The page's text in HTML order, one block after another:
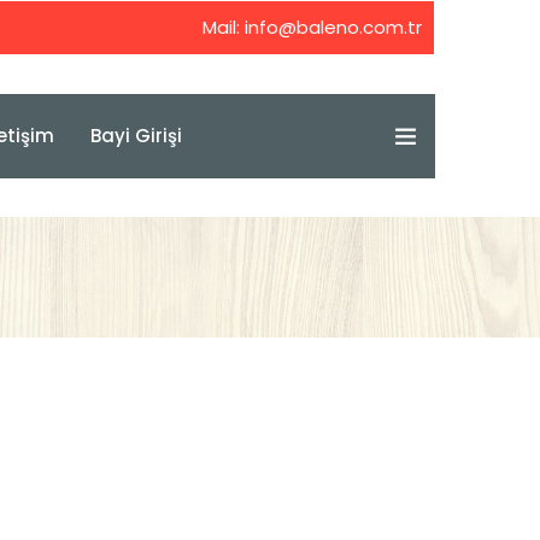
Mail: info@baleno.com.tr
Bayi Girişi